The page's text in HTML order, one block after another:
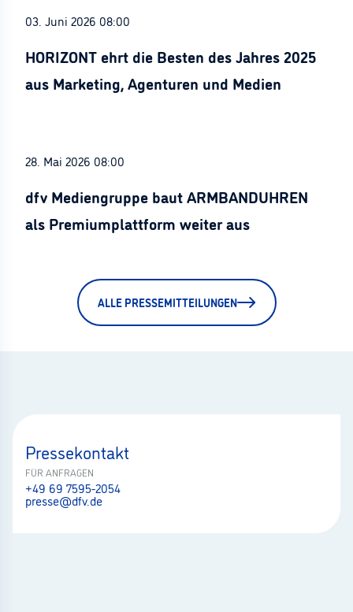
03. Juni 2026 08:00
HORIZONT ehrt die Besten des Jahres 2025
aus Marketing, Agenturen und Medien
28. Mai 2026 08:00
dfv Mediengruppe baut ARMBANDUHREN
als Premiumplattform weiter aus
ALLE PRESSEMITTEILUNGEN
Pressekontakt
FÜR ANFRAGEN
+49 69 7595-2054
presse@dfv.de